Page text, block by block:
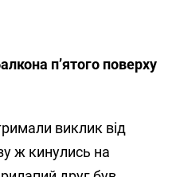
п’ятого поверху
виклик від
ж кинулись на